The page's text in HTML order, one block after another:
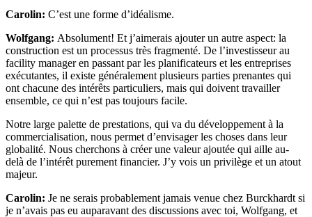
Carolin: C’est une forme d’idéalisme.
Wolfgang: Absolument! Et j’aimerais ajouter un autre aspect: la
construction est un processus très fragmenté. De l’investisseur au
facility manager en passant par les planificateurs et les entreprises
exécutantes, il existe généralement plusieurs parties prenantes qui
ont chacune des intérêts particuliers, mais qui doivent travailler
ensemble, ce qui n’est pas toujours facile.
Notre large palette de prestations, qui va du développement à la
commercialisation, nous permet d’envisager les choses dans leur
globalité. Nous cherchons à créer une valeur ajoutée qui aille au-
delà de l’intérêt purement financier. J’y vois un privilège et un atout
majeur.
Carolin: Je ne serais probablement jamais venue chez Burckhardt si
je n’avais pas eu auparavant des discussions avec toi, Wolfgang, et